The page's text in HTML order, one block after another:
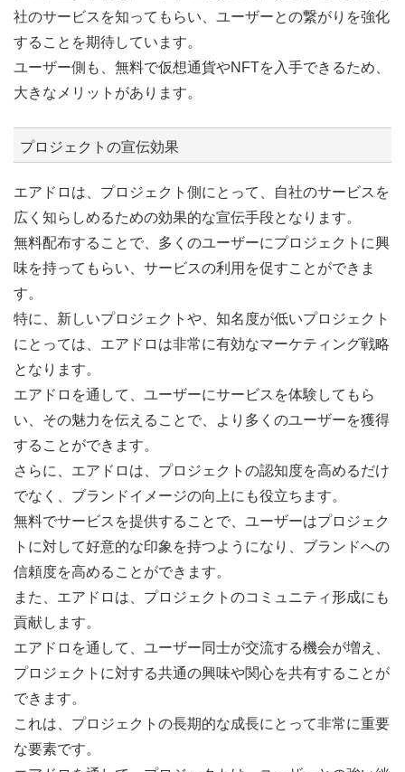
社のサービスを知ってもらい、ユーザーとの繋がりを強化
することを期待しています。
ユーザー側も、無料で仮想通貨やNFTを入手できるため、
大きなメリットがあります。
プロジェクトの宣伝効果
エアドロは、プロジェクト側にとって、自社のサービスを
広く知らしめるための効果的な宣伝手段となります。
無料配布することで、多くのユーザーにプロジェクトに興
味を持ってもらい、サービスの利用を促すことができま
す。
特に、新しいプロジェクトや、知名度が低いプロジェクト
にとっては、エアドロは非常に有効なマーケティング戦略
となります。
エアドロを通して、ユーザーにサービスを体験してもら
い、その魅力を伝えることで、より多くのユーザーを獲得
することができます。
さらに、エアドロは、プロジェクトの認知度を高めるだけ
でなく、ブランドイメージの向上にも役立ちます。
無料でサービスを提供することで、ユーザーはプロジェク
トに対して好意的な印象を持つようになり、ブランドへの
信頼度を高めることができます。
また、エアドロは、プロジェクトのコミュニティ形成にも
貢献します。
エアドロを通して、ユーザー同士が交流する機会が増え、
プロジェクトに対する共通の興味や関心を共有することが
できます。
これは、プロジェクトの長期的な成長にとって非常に重要
な要素です。